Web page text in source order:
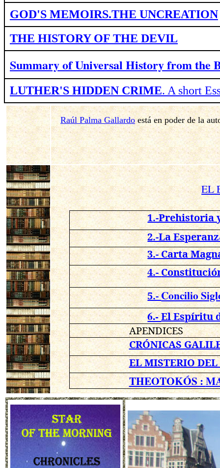
GOD'S MEMOIRS.THE UNCREATION
THE HISTORY OF THE DEVIL
Summary of Universal History fromthe
LUTHER'S HIDDEN CRIME. A short
Raúl Palma Gallardoestá en poder de la
EL
1.-Prehistoria
2.-La
3.- Carta
4.-
5.-Concilio
6.-El Espíritu
APENDICES
CRÓNICAS
EL MISTERIO DEL
THEOTOKÓS :